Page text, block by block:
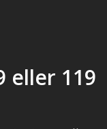
eller 119